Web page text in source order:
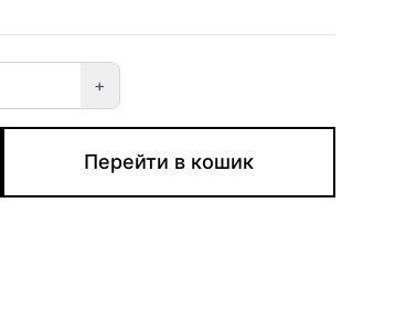
+
Перейти в кошик